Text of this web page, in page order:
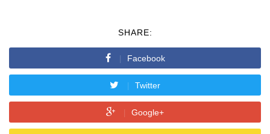
SHARE:
Facebook
Twitter
Google+